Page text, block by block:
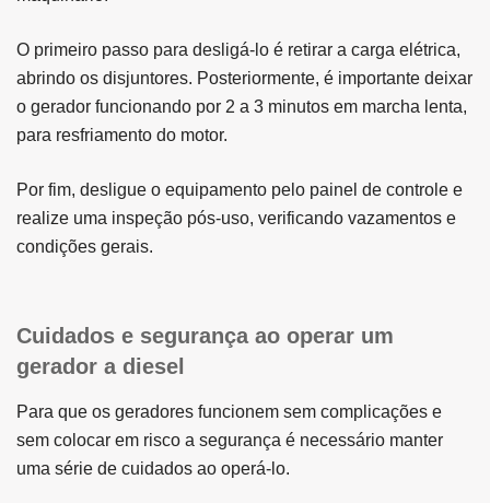
O primeiro passo para desligá-lo é retirar a carga elétrica,
abrindo os disjuntores. Posteriormente, é importante deixar
o gerador funcionando por 2 a 3 minutos em marcha lenta,
para resfriamento do motor.
Por fim, desligue o equipamento pelo painel de controle e
realize uma inspeção pós-uso, verificando vazamentos e
condições gerais.
Cuidados e segurança ao operar um
gerador a diesel
Para que os geradores funcionem sem complicações e
sem colocar em risco a segurança é necessário manter
uma série de cuidados ao operá-lo.